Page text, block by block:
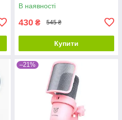
В наявності
430 ₴ 545 ₴
Купити
–21%